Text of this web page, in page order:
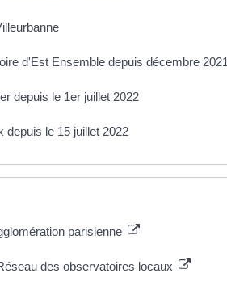
d'Est Ensemble depuis décembre
depuis le 1er juillet 2022
depuis le 15 juillet 2022
parisienne
des observatoires locaux